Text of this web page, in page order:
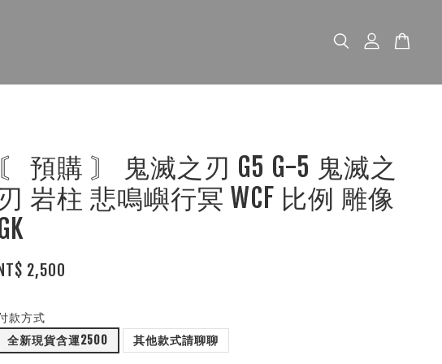
〘 預購 〙 鬼滅之刃 G5 G-5 鬼滅之
刃 岩柱 悲鳴嶼行冥 WCF 比例 雕像
2,500
款方式
全新現貨含運2500
其他款式請聊聊